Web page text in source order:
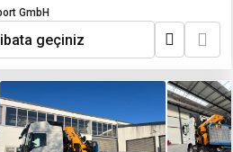
GmbH
geçiniz